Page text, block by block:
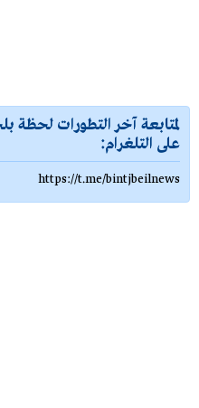
لمتابعة آخر التطورات لحظة
على التلغرام:
https://t.me/bintjbeilnews